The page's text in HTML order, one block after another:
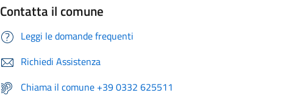
Contatta il comune
Leggi le domande frequenti
Richiedi Assistenza
Chiama il comune +39 0332 625511